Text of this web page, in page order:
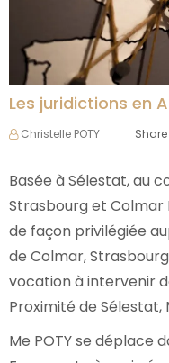
Les juridictions en
Christelle POTY
Basée à Sélestat, au
Strasbourg et Colmar
de façon privilégiée
de Colmar,
vocation à intervenir
Proximité de Sélestat,
Me POTY se déplace